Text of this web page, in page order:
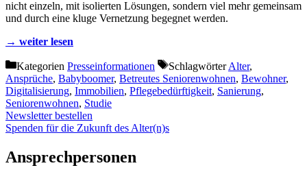
nicht einzeln, mit isolierten Lösungen, sondern viel mehr gemeinsam
und durch eine kluge Vernetzung begegnet werden.
→ weiter lesen
Kategorien Presseinformationen SchlagwörterAlter,
Ansprüche, Babyboomer, Betreutes Seniorenwohnen, Bewohner,
Digitalisierung, Immobilien, Pflegebedürftigkeit, Sanierung,
Seniorenwohnen, Studie
Newsletter bestellen
Spenden für die Zukunft des Alter(n)s
Ansprechpersonen